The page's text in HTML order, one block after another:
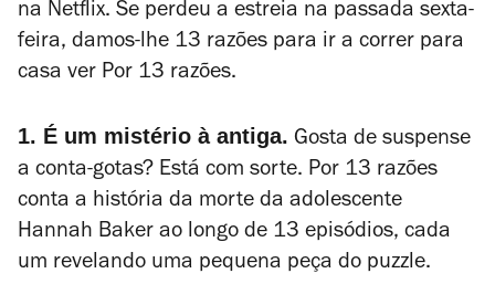
na Netflix. Se perdeu a estreia na passada sexta-
feira, damos-lhe 13 razões para ir a correr para
casa ver Por 13 razões.
1. É um mistério à antiga. Gosta de suspense
a conta-gotas? Está com sorte. Por 13 razões
conta a história da morte da adolescente
Hannah Baker ao longo de 13 episódios, cada
um revelando uma pequena peça do puzzle.